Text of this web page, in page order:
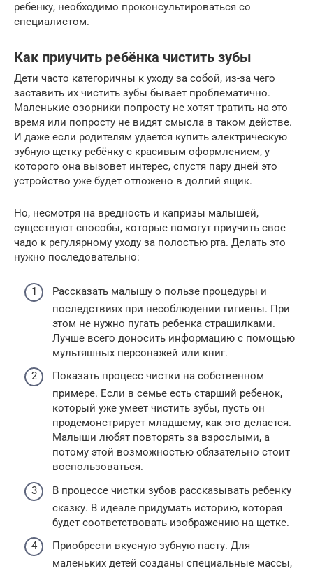
ребенку, необходимо проконсультироваться со
специалистом.
Как приучить ребёнка чистить зубы
Дети часто категоричны к уходу за собой, из-за чего
заставить их чистить зубы бывает проблематично.
Маленькие озорники попросту не хотят тратить на это
время или попросту не видят смысла в таком действе.
И даже если родителям удается купить электрическую
зубную щетку ребёнку с красивым оформлением, у
которого она вызовет интерес, спустя пару дней это
устройство уже будет отложено в долгий ящик.
Но, несмотря на вредность и капризы малышей,
существуют способы, которые помогут приучить свое
чадо к регулярному уходу за полостью рта. Делать это
нужно последовательно:
Рассказать малышу о пользе процедуры и
последствиях при несоблюдении гигиены. При
этом не нужно пугать ребенка страшилками.
Лучше всего доносить информацию с помощью
мультяшных персонажей или книг.
Показать процесс чистки на собственном
примере. Если в семье есть старший ребенок,
который уже умеет чистить зубы, пусть он
продемонстрирует младшему, как это делается.
Малыши любят повторять за взрослыми, а
потому этой возможностью обязательно стоит
воспользоваться.
В процессе чистки зубов рассказывать ребенку
сказку. В идеале придумать историю, которая
будет соответствовать изображению на щетке.
Приобрести вкусную зубную пасту. Для
маленьких детей созданы специальные массы,